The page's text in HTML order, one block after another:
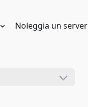
Noleggia un server